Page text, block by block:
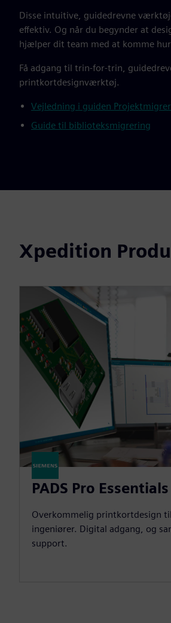
Disse intuitive, guidedrevne
effektiv. Og når du begynder at
hjælper dit team med at komme
Få adgang til trin-for-trin,
printkortdesignværktøj.
Vejledning i guiden
Guide til biblioteksmigrering
Xpedition
PADS Pro Essentials
Overkommelig printkortdesign
ingeniører. Digital adgang, og
support.